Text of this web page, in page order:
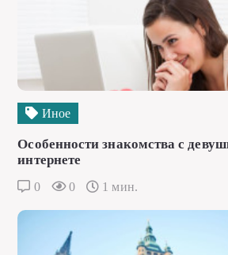
Иное
Особенности знакомства с
интернете
0 0 1 мин.